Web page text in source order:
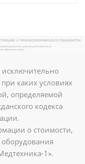
каких условиях
определяемой
кодекса
о стоимости,
1».